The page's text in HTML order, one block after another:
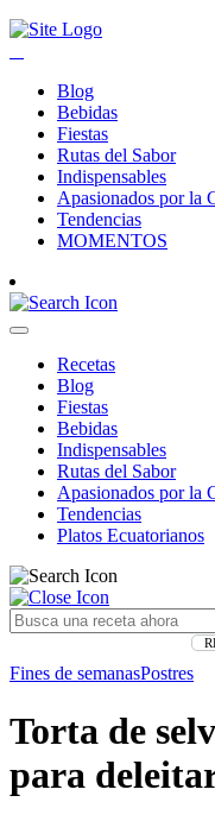
Blog
Bebidas
Fiestas
Rutas del Sabor
Indispensables
Apasionados por la
Tendencias
MOMENTOS
Recetas
Blog
Fiestas
Bebidas
Indispensables
Rutas del Sabor
Apasionados por la
Tendencias
Platos Ecuatorianos
Fines de semanasPostres
Torta de
para